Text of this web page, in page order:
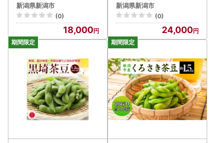
枝豆
新潟県新潟市
(0)
18,000
枝豆
新潟県新潟市
(0)
24,000